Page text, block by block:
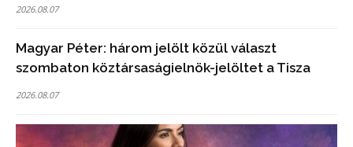
2026.08.07
Magyar Péter: három jelölt közül választ
szombaton köztársaságielnök-jelöltet a Tisza
2026.08.07